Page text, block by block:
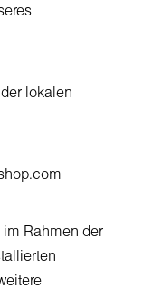
lokalen
Rahmen der